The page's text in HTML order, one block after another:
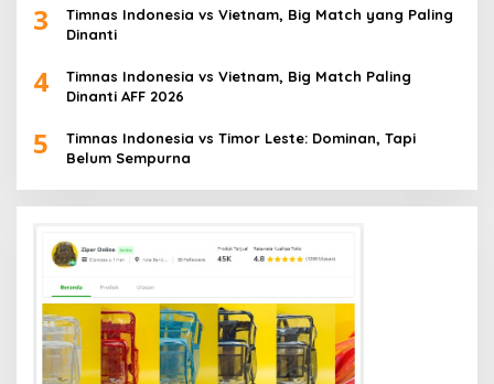
3
Timnas Indonesia vs Vietnam, Big Match yang Paling
Dinanti
4
Timnas Indonesia vs Vietnam, Big Match Paling
Dinanti AFF 2026
5
Timnas Indonesia vs Timor Leste: Dominan, Tapi
Belum Sempurna